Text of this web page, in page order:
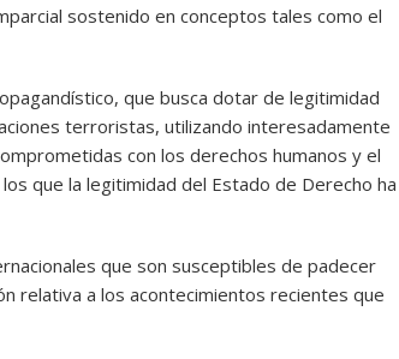
sostenido en conceptos tales como el
que busca dotar de legitimidad
terroristas, utilizando interesadamente
con los derechos humanos y el
que la legitimidad del Estado de Derecho ha
que son susceptibles de padecer
relativa a los acontecimientos recientes que